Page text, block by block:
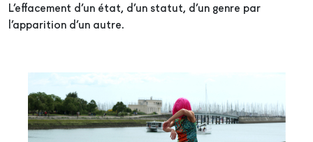
L’effacement d’un état, d’un statut, d’un genre par
l’apparition d’un autre.